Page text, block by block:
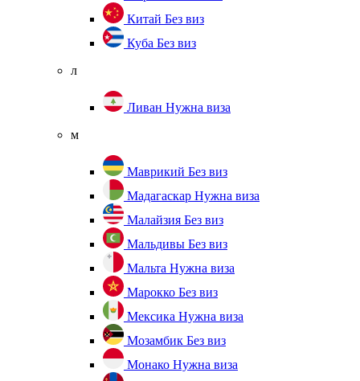
Китай Без виз
Куба Без виз
л
Ливан Нужна виза
м
Маврикий Без виз
Мадагаскар Нужна виза
Малайзия Без виз
Мальдивы Без виз
Мальта Нужна виза
Марокко Без виз
Мексика Нужна виза
Мозамбик Без виз
Монако Нужна виза